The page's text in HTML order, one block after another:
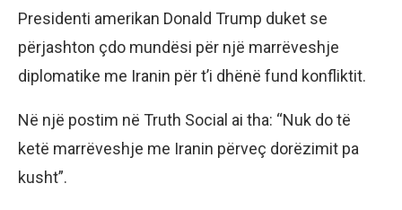
Presidenti amerikan Donald Trump duket se
përjashton çdo mundësi për një marrëveshje
diplomatike me Iranin për t’i dhënë fund konfliktit.
Në një postim në Truth Social ai tha: “Nuk do të
ketë marrëveshje me Iranin përveç dorëzimit pa
kusht”.